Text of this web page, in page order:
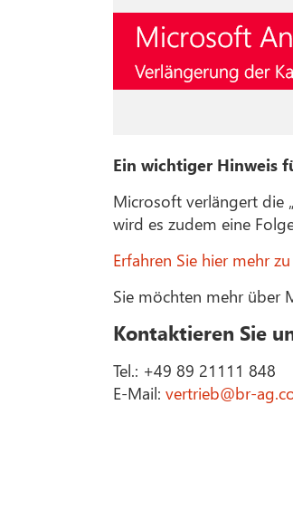
Ein wichtiger Hinweis
Microsoft verlängert die
wird es zudem eine
Erfahren Sie hier mehr
Sie möchten mehr über
Kontaktieren Sie
Tel.: +49 89 21111 848
E-Mail: vertrieb@br-